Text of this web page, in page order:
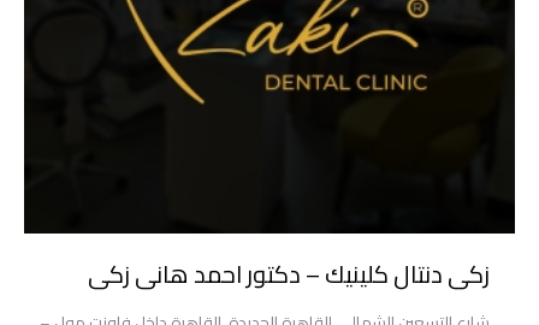
زكى دنتال كلينيك – دكتور احمد هانى زكى